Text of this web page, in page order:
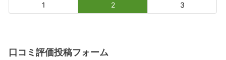
1 2 3
口コミ評価投稿フォーム